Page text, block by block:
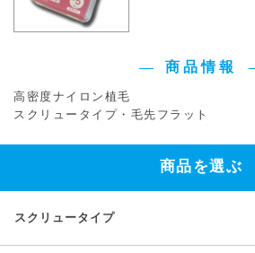
商品情報
高密度ナイロン植毛
スクリュータイプ・毛先フラット
商品を選ぶ
スクリュータイプ